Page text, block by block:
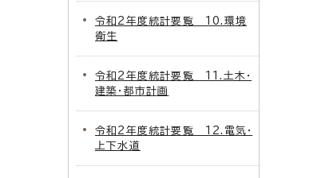
令和2年度統計要覧 10.環境
衛生
令和2年度統計要覧 11.土木・
建築・都市計画
令和2年度統計要覧 12.電気・
上下水道